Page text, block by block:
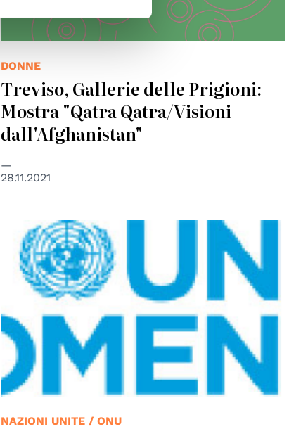
DONNE
Treviso, Gallerie delle Prigioni:
Mostra "Qatra Qatra/Visioni
dall'Afghanistan"
28.11.2021
NAZIONI UNITE / ONU